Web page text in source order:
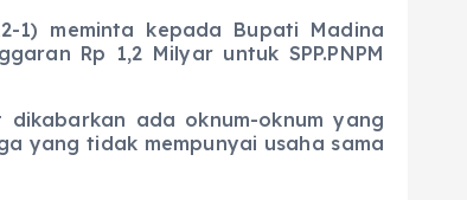
1) meminta kepada Bupati Madina
Rp 1,2 Milyar untuk SPP.PNPM
ada oknum-oknum yang
yang tidak mempunyai usaha sama